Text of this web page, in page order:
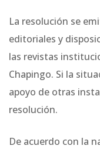
La resolución se
editoriales y
las revistas
Chapingo. Si la
apoyo de otras
resolución.
De acuerdo con la